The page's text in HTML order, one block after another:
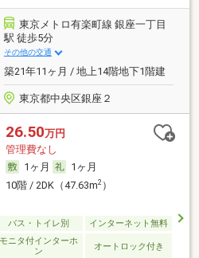
東京メトロ有楽町線 銀座一丁目
駅 徒歩5分
その他の交通
築21年11ヶ月 / 地上14階地下1階建
東京都中央区銀座２
26.50万円
管理費なし
1ヶ月
1ヶ月
10階 / 2DK（47.63m2）
バス・トイレ別 インターネット無料
モニタ付インターホ
ン
オートロック付き